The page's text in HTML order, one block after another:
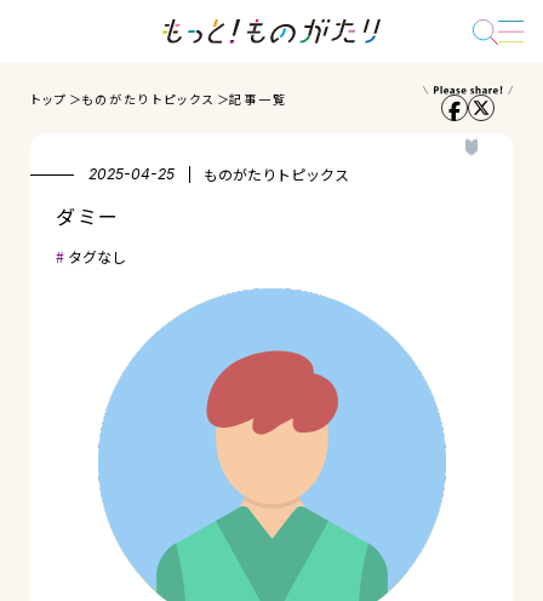
トップ ものがたりトピックス 記事一覧
2025-04-25 ものがたりトピックス
ダミー
タグなし